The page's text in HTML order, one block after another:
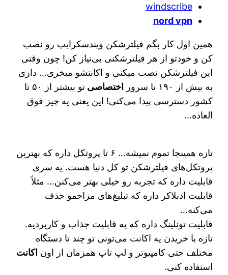
windscribe
nord vpn
همین اول کار بگم فیلترشکن ویندسکرایب رو نصب
کن و خودتو از هر فیلترشکنی بی‌نیاز کن! چون وقتی
این فیلترشکن نصب میکنی و اکانتشو میخری… داری
به بیش از ۱۹۰ تا سرور
اختصاصی
تو بیشتر از ۵۰ تا
کشور دسترسی پیدا می‌کنی! این یعنی یه چیز فوق
العاده…
تازه همینجا تموم نمیشه… ۶ تا پروتکل داره که بهترین
پروتکل‌های فیلترشکن تو کل دنیا هست. یه سری
قابلیت داره که تجربه رو خیلی بهتر می‌کنن… مثلاً
قابلیت ادبلاکر داره که تبلیغ‌های مزاحمو حذف
می‌کنه…
قابلیت تونلینگ داره که یه قابلیت جذاب و کاربردیه.
تازه با خریدن یه اکانت می‌تونی تو چند تا دستگاه
مختلف حتی کامپیوتر و لپ تاپ همزمان از اون اکانت
استفاده کنی.